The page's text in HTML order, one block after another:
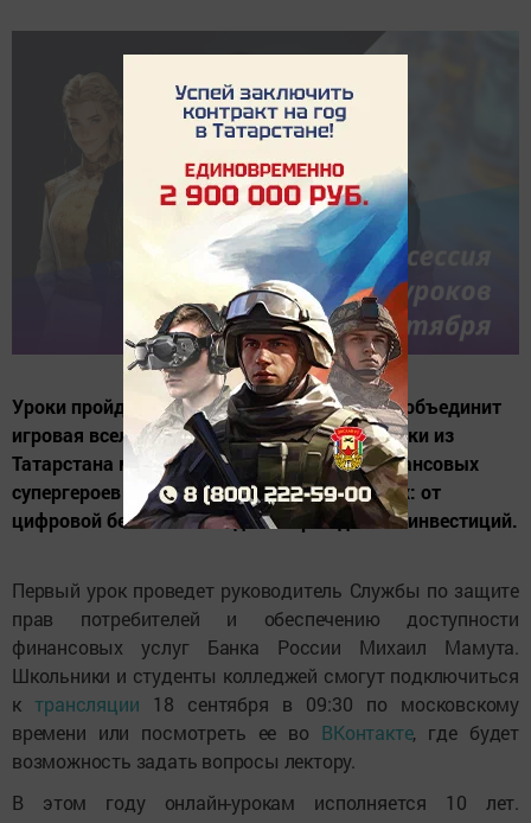
Уроки пройдут в обновленном формате: их объединит
игровая вселенная Города Финансов. Ученики из
Татарстана могут стать помощниками финансовых
супергероев — экспертов в разных областях: от
цифровой безопасности до истории денег и инвестиций.
Первый урок проведет руководитель Службы по защите
прав потребителей и обеспечению доступности
финансовых услуг Банка России Михаил Мамута.
Школьники и студенты колледжей смогут подключиться
ктрансляции 18 сентября в 09:30 по московскому
времени или посмотреть ее во ВКонтакте, где будет
возможность задать вопросы лектору.
В этом году онлайн-урокам исполняется 10 лет.